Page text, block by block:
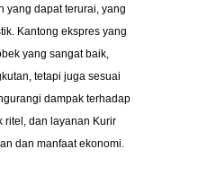
yang dapat terurai, yang
Kantong ekspres yang
yang sangat baik,
tetapi juga sesuai
dampak terhadap
ritel, dan layanan Kurir
dan manfaat ekonomi.